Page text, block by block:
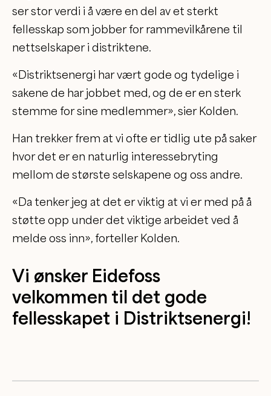
ser stor verdi i å være en del av et sterkt
fellesskap som jobber for rammevilkårene til
nettselskaper i distriktene.
«Distriktsenergi har vært gode og tydelige i
sakene de har jobbet med, og de er en sterk
stemme for sine medlemmer», sier Kolden.
Han trekker frem at vi ofte er tidlig ute på saker
hvor det er en naturlig interessebryting
mellom de største selskapene og oss andre.
«Da tenker jeg at det er viktig at vi er med på å
støtte opp under det viktige arbeidet ved å
melde oss inn», forteller Kolden.
Vi ønsker Eidefoss
velkommen til det gode
fellesskapet i Distriktsenergi!